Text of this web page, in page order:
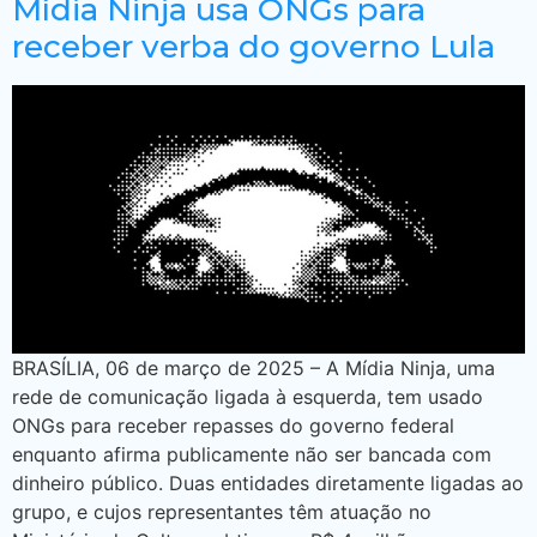
Mídia Ninja usa ONGs para
receber verba do governo Lula
BRASÍLIA, 06 de março de 2025 – A Mídia Ninja, uma
rede de comunicação ligada à esquerda, tem usado
ONGs para receber repasses do governo federal
enquanto afirma publicamente não ser bancada com
dinheiro público. Duas entidades diretamente ligadas ao
grupo, e cujos representantes têm atuação no